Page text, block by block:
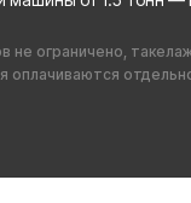
не ограничено,
оплачиваются